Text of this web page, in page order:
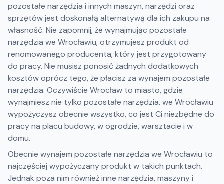
pozostałe narzędzia i innych maszyn, narzędzi oraz
sprzętów jest doskonałą alternatywą dla ich zakupu na
własność. Nie zapomnij, że wynajmując pozostałe
narzędzia we Wrocławiu, otrzymujesz produkt od
renomowanego producenta, który jest przygotowany
do pracy. Nie musisz ponosić żadnych dodatkowych
kosztów oprócz tego, że płacisz za wynajem pozostałe
narzędzia. Oczywiście Wrocław to miasto, gdzie
wynajmiesz nie tylko pozostałe narzędzia. we Wrocławiu
wypożyczysz obecnie wszystko, co jest Ci niezbędne do
pracy na placu budowy, w ogrodzie, warsztacie i w
domu.
Obecnie wynajem pozostałe narzędzia we Wrocławiu to
najczęściej wypożyczany produkt w takich punktach.
Jednak poza nim również inne narzędzia, maszyny i